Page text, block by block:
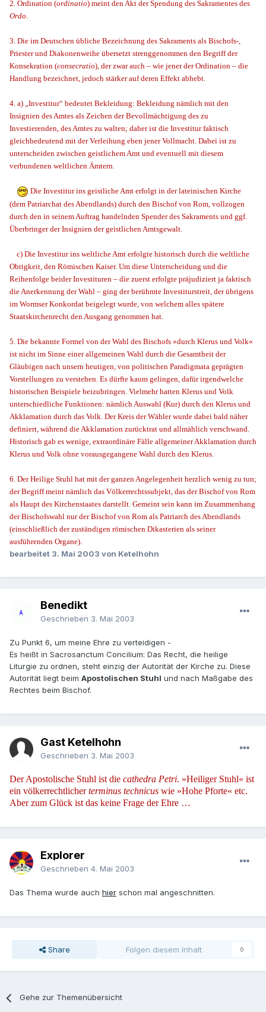
2. Ordination (ordinatio) meint den Akt der Spendung des Sakramentes des
Ordo.
3. Die im Deutschen übliche Bezeichnung des Sakraments als Bischofs-,
Priester und Diakonenweihe übersetzt strenggenommen den Begriff der
Konsekration (consecratio), der zwar auch – wie jener der Ordination – die
Handlung bezeichnet, jedoch stärker auf deren Effekt abhebt.
4. a) „Investitur“ bedeutet Bekleidung: Bekleidung nämlich mit den
Insignien des Amtes als Zeichen der Bevollmächtigung des zu
Investierenden, des Amtes zu walten; daher ist die Investitur faktisch
gleichbedeutend mit der Verleihung eben jener Vollmacht. Dabei ist zu
unterscheiden zwischen geistlichem Amt und eventuell mit diesem
verbundenen weltlichen Ämtern.
Die Investitur ins geistliche Amt erfolgt in der lateinischen Kirche
(dem Patriarchat des Abendlands) durch den Bischof von Rom, vollzogen
durch den in seinem Auftrag handelnden Spender des Sakraments und ggf.
Überbringer der Insignien der geistlichen Amtsgewalt.
c) Die Investitur ins weltliche Amt erfolgte historisch durch die weltliche
Obrigkeit, den Römischen Kaiser. Um diese Unterscheidung und die
Reihenfolge beider Investituren – die zuerst erfolgte präjudiziert ja faktisch
die Anerkennung der Wahl – ging der berühmte Investiturstreit, der übrigens
im Wormser Konkordat beigelegt wurde, von welchem alles spätere
Staatskirchenrecht den Ausgang genommen hat.
5. Die bekannte Formel von der Wahl des Bischofs »durch Klerus und Volk«
ist nicht im Sinne einer allgemeinen Wahl durch die Gesamtheit der
Gläubigen nach unsern heutigen, von politischen Paradigmata geprägten
Vorstellungen zu verstehen. Es dürfte kaum gelingen, dafür irgendwelche
historischen Beispiele beizubringen. Vielmehr hatten Klerus und Volk
unterschiedliche Funktionen: nämlich Auswahl (Kur) durch den Klerus und
Akklamation durch das Volk. Der Kreis der Wähler wurde dabei bald näher
definiert, während die Akklamation zurücktrat und allmählich verschwand.
Historisch gab es wenige, extraordinäre Fälle allgemeiner Akklamation durch
Klerus und Volk ohne vorausgegangene Wahl durch den Klerus.
6. Der Heilige Stuhl hat mit der ganzen Angelegenheit herzlich wenig zu tun;
der Begriff meint nämlich das Völkerrechtssubjekt, das der Bischof von Rom
als Haupt des Kirchenstaates darstellt. Gemeint sein kann im Zusammenhang
der Bischofswahl nur der Bischof von Rom als Patriarch des Abendlands
(einschließlich der zuständigen römischen Dikasterien als seiner
ausführenden Organe).
bearbeitet 3. Mai 2003 von Ketelhohn
Benedikt
Geschrieben 3. Mai 2003
Zu Punkt 6, um meine Ehre zu verteidigen -
Es heißt in Sacrosanctum Concilium: Das Recht, die heilige
Liturgie zu ordnen, steht einzig der Autorität der Kirche zu. Diese
Autorität liegt beim Apostolischen Stuhl und nach Maßgabe des
Rechtes beim Bischof.
Gast Ketelhohn
Geschrieben 3. Mai 2003
Der Apostolische Stuhl ist die cathedra Petri. »Heiliger Stuhl« ist
ein völkerrechtlicherterminus technicus wie »Hohe Pforte« etc.
Aber zum Glück ist das keine Frage der Ehre …
Explorer
Geschrieben 4. Mai 2003
Das Thema wurde auch hier schon mal angeschnitten.
Share Folgen diesem Inhalt 0
Gehe zur Themenübersicht